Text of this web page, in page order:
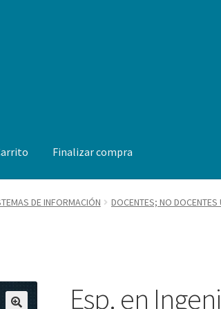
Finalizar compra
DE INFORMACIÓN DOCENTES; NO DOCENTES
Esp. en